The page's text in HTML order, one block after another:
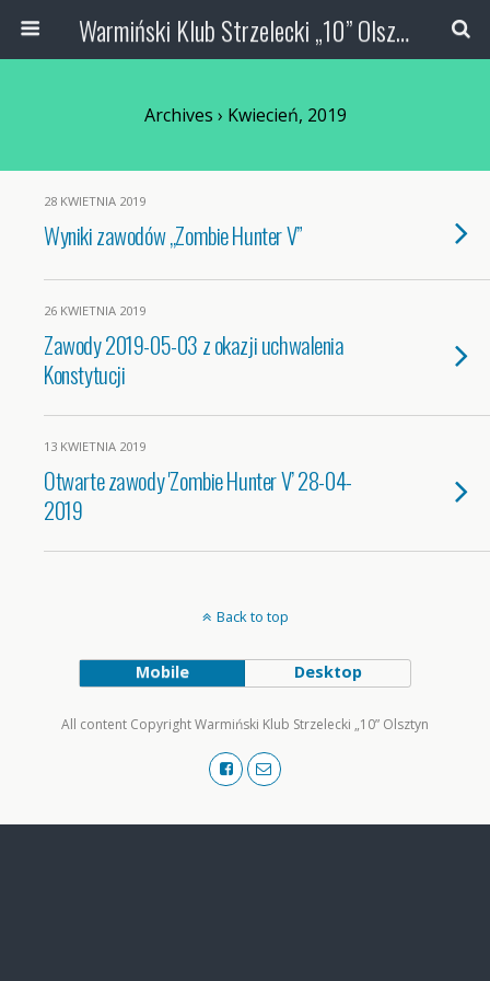
Warmiński Klub Strzelecki „10” Olsztyn
Archives › Kwiecień, 2019
28 KWIETNIA 2019
Wyniki zawodów „Zombie Hunter V”
26 KWIETNIA 2019
Zawody 2019-05-03 z okazji uchwalenia
Konstytucji
13 KWIETNIA 2019
Otwarte zawody 'Zombie Hunter V’ 28-04-
2019
Back to top
Mobile Desktop
All content Copyright Warmiński Klub Strzelecki „10” Olsztyn